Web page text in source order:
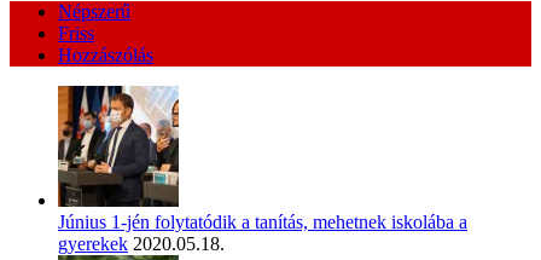
Népszerű
Friss
Hozzászólás
Június 1-jén folytatódik a tanítás, mehetnek iskolába a
gyerekek 2020.05.18.